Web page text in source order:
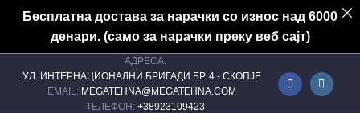
Бесплатна достава за нарачки со износ над 6000
денари. (само за нарачки преку веб сајт)
АДРЕСА:
УЛ. ИНТЕРНАЦИОНАЛНИ БРИГАДИ БР. 4 - СКОПЈЕ
EMAIL: MEGATEHNA@MEGATEHNA.COM
ТЕЛЕФОН: +38923109423